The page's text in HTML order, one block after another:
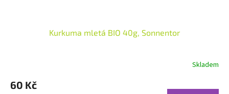
Kurkuma mletá BIO 40g, Sonnentor
Skladem
60 Kč